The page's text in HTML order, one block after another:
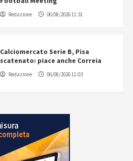
Redazione 06/08/2026 11:31
Calciomercato Serie B, Pisa
scatenato: piace anche Correia
Redazione 06/08/2026 11:03